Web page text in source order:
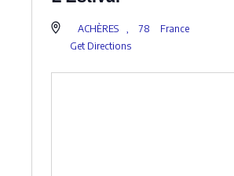
ACHÈRES , 78
France
Get Directions